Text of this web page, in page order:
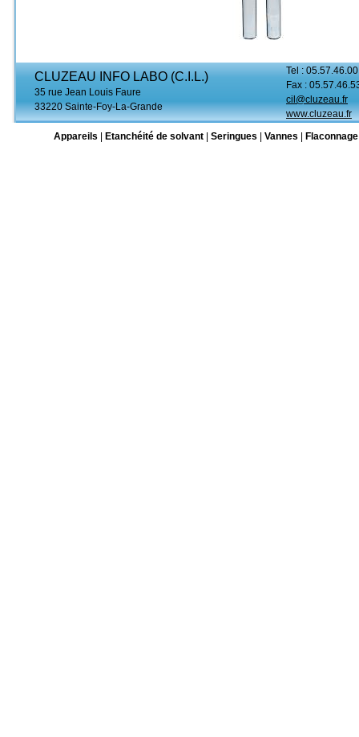
CLUZEAU INFO LABO (C.I.L.)
35 rue Jean Louis Faure
33220 Sainte-Foy-La-Grande
Tel :
Fax :
cil@cluzeau.fr
www.cluzeau.fr
Appareils
Etanchéité de solvant Seringues Vannes Flaconnage